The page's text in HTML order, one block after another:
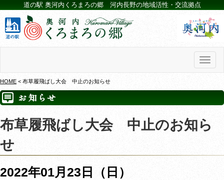
道の駅 奥河内くろまろの郷 河内長野の地域活性・交流拠点
HOME < 布草履飛ばし大会 中止のお知らせ
布草履飛ばし大会 中止のお知ら
せ
2022年01月23日（日）